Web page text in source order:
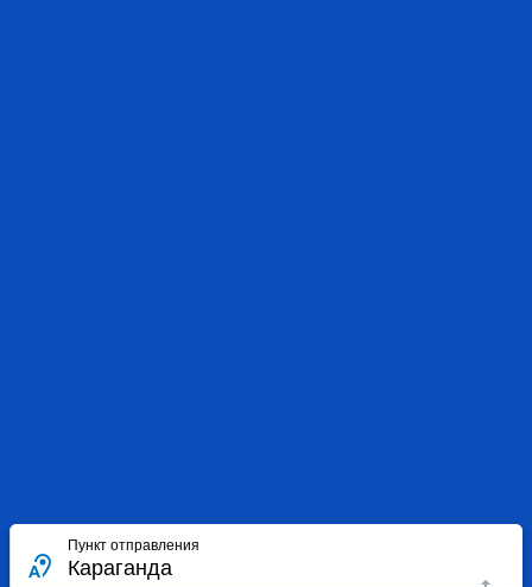
Пункт отправления